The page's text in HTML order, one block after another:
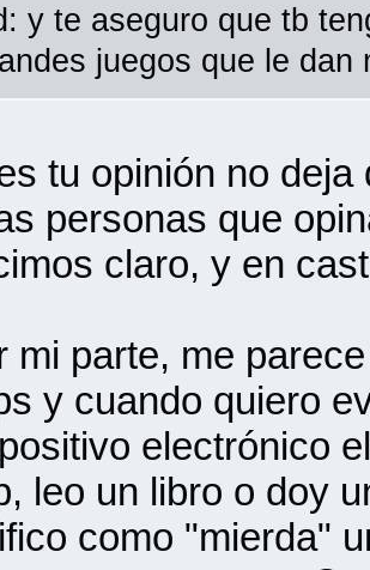
y te aseguro que tb
juegos que le
tu opinión no
personas que
claro, y en
mi parte, me
y cuando quiero
electrónico
leo un libro o doy
como "mierda"